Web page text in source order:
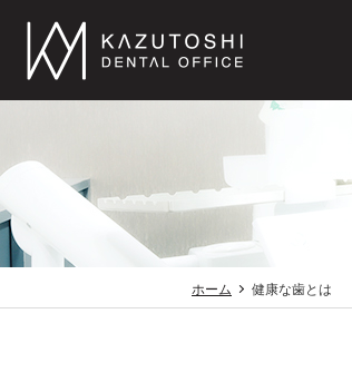
ホーム 健康な歯とは